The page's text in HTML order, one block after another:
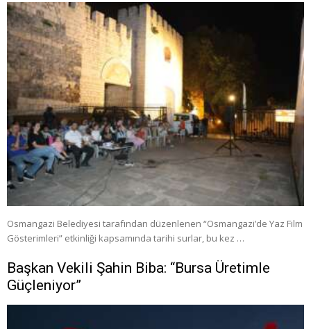
Osmangazi Belediyesi tarafından düzenlenen “Osmangazi’de Yaz Film
Gösterimleri” etkinliği kapsamında tarihi surlar, bu kez …
Başkan Vekili Şahin Biba: “Bursa Üretimle
Güçleniyor”